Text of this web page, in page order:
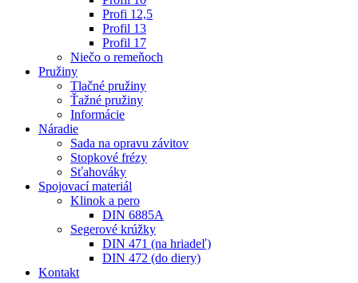
Profi 12,5
Profil 13
Profil 17
Niečo o remeňoch
Pružiny
Tlačné pružiny
Ťažné pružiny
Informácie
Náradie
Sada na opravu závitov
Stopkové frézy
Sťahováky
Spojovací materiál
Klinok a pero
DIN 6885A
Segerové krúžky
DIN 471 (na hriadeľ)
DIN 472 (do diery)
Kontakt